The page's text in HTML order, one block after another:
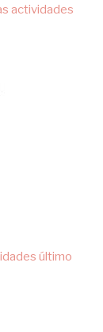
actividades
último